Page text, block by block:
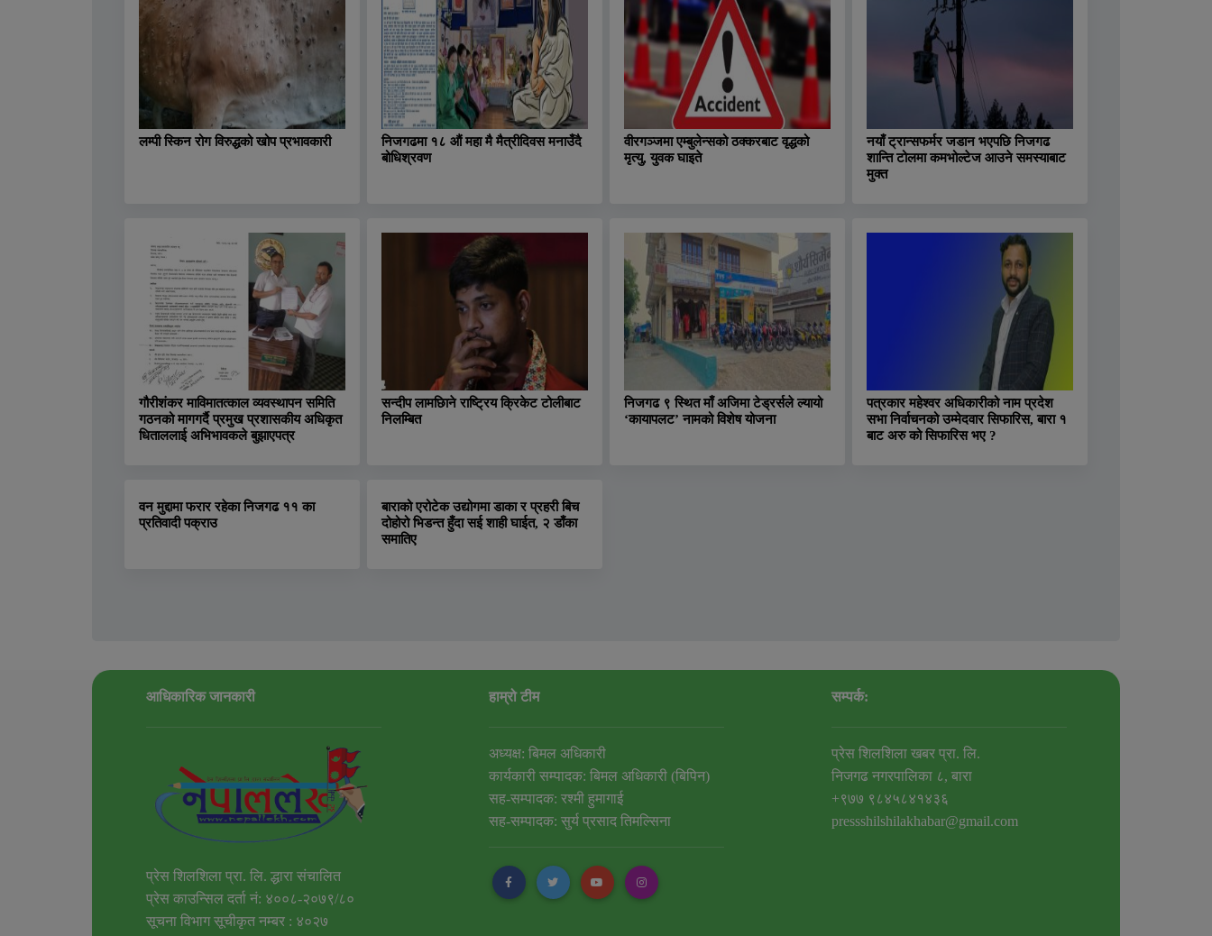
लम्पी स्किन रोग विरुद्धको खोप प्रभावकारी
निजगढमा १८ औं महा मै मैत्रीदिवस मनाउँदै
बोधिश्रवण
वीरगञ्जमा एम्बुलेन्सको ठक्करबाट वृद्धको
मृत्यु, युवक घाइते
नयाँ ट्रान्सफर्मर जडान भएपछि निजगढ
शान्ति टोलमा कमभोल्टेज आउने समस्याबाट
मुक्त
गौरीशंकर माविमातत्काल व्यवस्थापन समिति
गठनको मागगर्दै प्रमुख प्रशासकीय अधिकृत
धिताललाई अभिभावकले बुझाएपत्र
सन्दीप लामछिाने राष्ट्रिय क्रिकेट टोलीबाट
निलम्बित
निजगढ ९ स्थित माँ अजिमा टेड्रर्सले ल्यायो
‘कायापलट’ नामको विशेष योजना
पत्रकार महेश्वर अधिकारीको नाम प्रदेश
सभा निर्वाचनको उम्मेदवार सिफारिस, बारा १
बाट अरु को सिफारिस भए ?
वन मुद्दामा फरार रहेका निजगढ ११ का
प्रतिवादी पक्राउ
बाराको एरोटेक उद्योगमा डाका र प्रहरी बिच
दोहोरो भिडन्त हुँदा सई शाही घाईत, २ डाँका
समातिए
आधिकारिक जानकारी
प्रेस शिलशिला प्रा. लि. द्धारा संचालित
प्रेस काउन्सिल दर्ता नं: ४००८-२०७९/८०
सूचना विभाग सूचीकृत नम्बर : ४०२७
हाम्रो टीम
अध्यक्ष: बिमल अधिकारी
कार्यकारी सम्पादक: बिमल अधिकारी (बिपिन)
सह-सम्पादक: रश्मी हुमागाई
सह-सम्पादक: सुर्य प्रसाद तिमल्सिना
सम्पर्क:
प्रेस शिलशिला खबर प्रा. लि.
निजगढ नगरपालिका ८, बारा
+९७७ ९८४५८४१४३६
pressshilshilakhabar@gmail.com